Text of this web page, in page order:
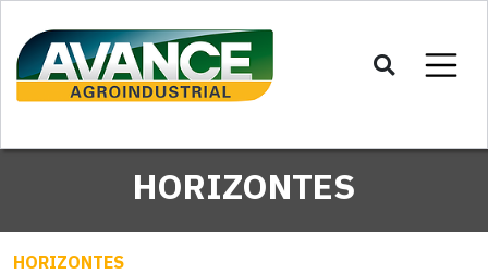
HORIZONTES
HORIZONTES